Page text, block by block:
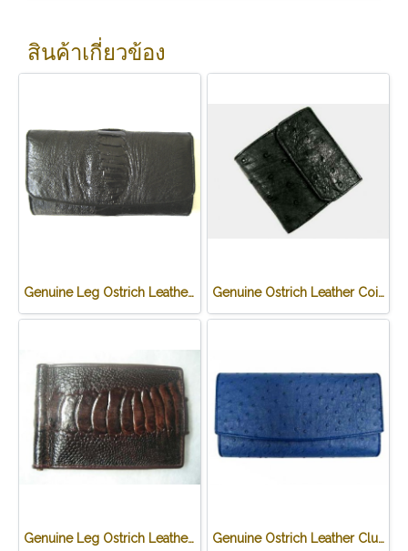
สินค้าเกี่ยวข้อง
Genuine Leg Ostrich Leather Clutch Wallet in Black Ostrich Skin #OSW622W Genuine Ostrich Leather Coin Purse in Black Ostrich Skin #OSW624W
Genuine Leg Ostrich Leather Credit Card Wallet in Dark Brown Ostrich Skin #OSM625W Genuine Ostrich Leather Clutch Wallet in Blue Ostrich Skin #OSW623W